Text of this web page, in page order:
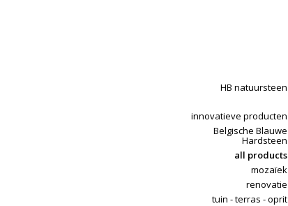
HB natuursteen
innovatieve producten
Belgische Blauwe
Hardsteen
all products
mozaïek
renovatie
tuin - terras - oprit